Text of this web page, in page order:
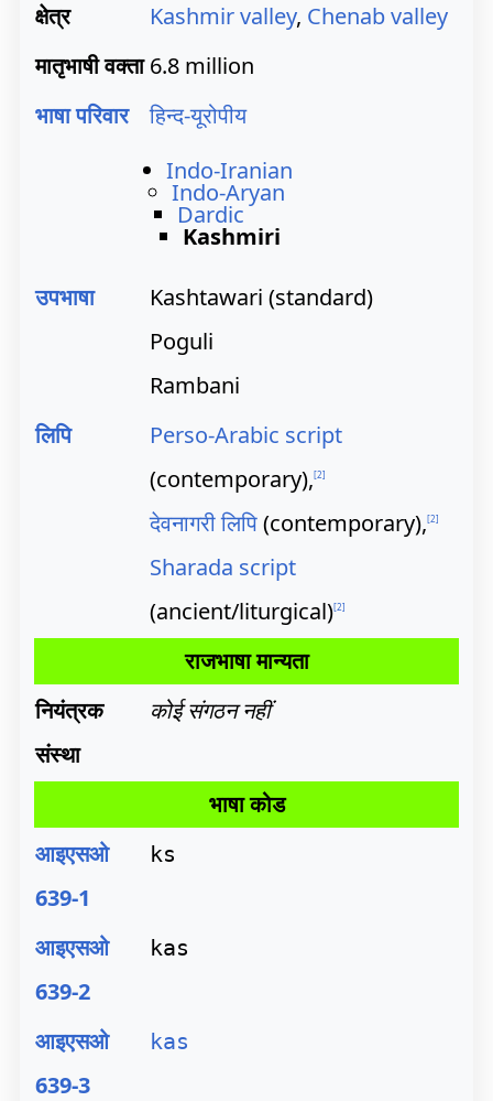
क्षेत्र
Kashmir valley, Chenab valley
मातृभाषी वक्ता 6.8 million
भाषा परिवार
हिन्द-यूरोपीय
Indo-Iranian
Indo-Aryan
Dardic
Kashmiri
उपभाषा
Kashtawari (standard)
Poguli
Rambani
लिपि
Perso-Arabic script
(contemporary),[2]
देवनागरी लिपि(contemporary),[2]
Sharada script
(ancient/liturgical)[2]
राजभाषा मान्यता
नियंत्रक
संस्था
कोई संगठन नहीं
भाषा कोड
आइएसओ
639-1
ks
आइएसओ
639-2
kas
आइएसओ
639-3
kas